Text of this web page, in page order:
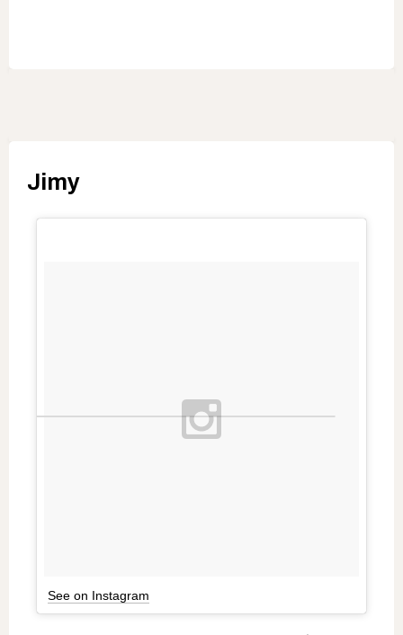
Jimy
See on Instagram